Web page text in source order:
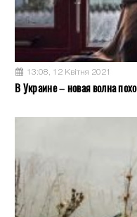
13:08, 12 Квітня 2021
В Украине – новая волна